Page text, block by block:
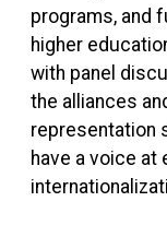
programs, and
higher
with panel
the alliances
representation
have a voice